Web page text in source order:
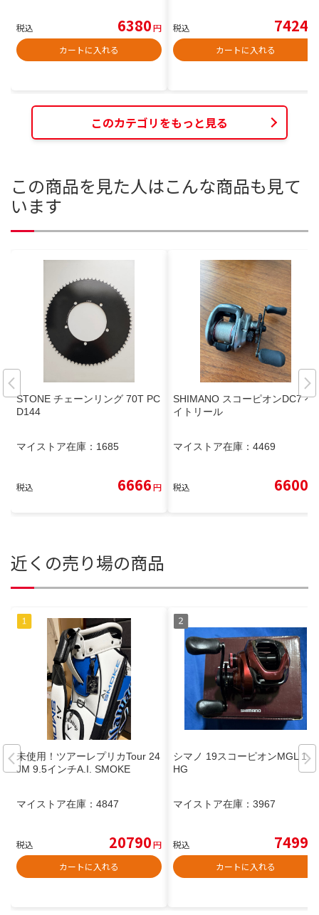
税込 6380円
カートに入れる
税込 7424
カートに入れる
このカテゴリをもっと見る
この商品を見た人はこんな商品も見て
います
STONE チェーンリング 70T PC
D144
マイストア在庫： 1685
税込 6666円
SHIMANO スコーピオンDC7 ベ
イトリール
マイストア在庫： 4469
税込 6600
近くの売り場の商品
未使用！ツアーレプリカTour 24
JM 9.5インチA.I. SMOKE
マイストア在庫： 4847
税込 20790円
カートに入れる
シマノ 19スコーピオンMGL 150
HG
マイストア在庫： 3967
税込 7499
カートに入れる